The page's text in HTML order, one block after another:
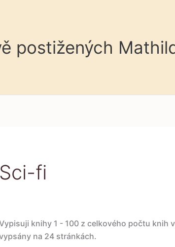
postižených
Sci-fi
knihy 1 - 100 z celkového počtu knih
na 24 stránkách.